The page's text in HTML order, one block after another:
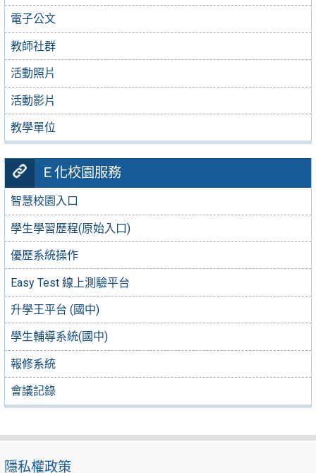
電子公文
教師社群
活動照片
活動影片
教學單位
Ｅ化校園服務
智慧校園入口
學生學習歷程(原始入口)
優歷系統操作
Easy Test 線上測驗平台
升學王平台 (國中)
學生輔導系統(國中)
報修系統
會議記錄
隱私權政策